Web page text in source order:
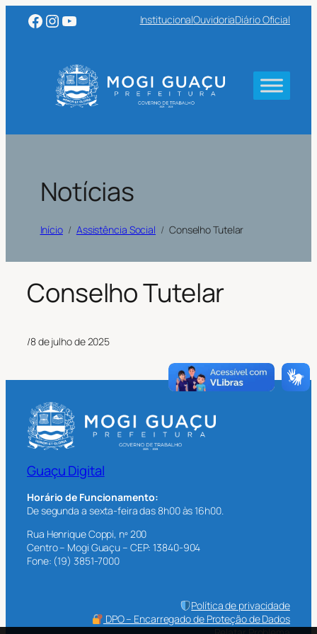
Facebook Instagram Youtube InstitucionalOuvidoriaDiário Oficial
Notícias
Início Assistência Social Conselho Tutelar
Conselho Tutelar
/8 de julho de 2025
Guaçu Digital
Horário de Funcionamento:
De segunda a sexta-feira das 8h00 às 16h00.
Rua Henrique Coppi, nº 200
Centro – Mogi Guaçu – CEP: 13840-904
Fone: (19) 3851-7000
Política de privacidade
DPO – Encarregado de Proteção de Dados